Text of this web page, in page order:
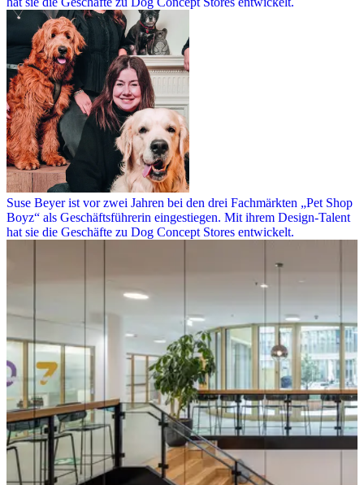
Suse Beyer ist vor zwei Jahren bei den drei Fachmärkten „Pet Shop
Boyz“ als Geschäftsführerin eingestiegen. Mit ihrem Design-Talent
hat sie die Geschäfte zu Dog Concept Stores entwickelt.